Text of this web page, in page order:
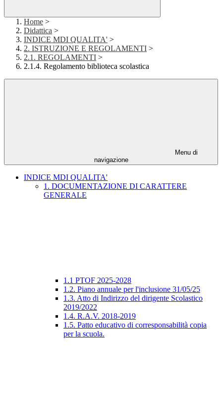
Home >
Didattica >
INDICE MDI QUALITA' >
2. ISTRUZIONE E REGOLAMENTI >
2.1. REGOLAMENTI >
2.1.4. Regolamento biblioteca scolastica
Menu di
navigazione
INDICE MDI QUALITA'
1. DOCUMENTAZIONE DI CARATTERE
GENERALE
1.1 PTOF 2025-2028
1.2. Piano annuale per l'inclusione 31/05/25
1.3. Atto di Indirizzo del dirigente Scolastico
2019/2022
1.4. R.A.V. 2018-2019
1.5. Patto educativo di corresponsabilità copia
per la scuola.